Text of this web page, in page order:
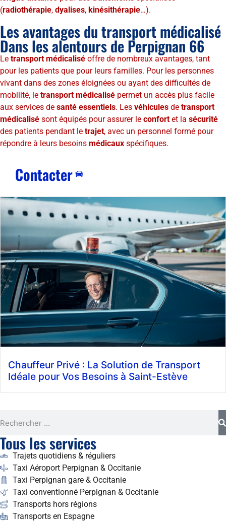
(radiothérapie, dyalises, kinésithérapie…).
Les avantages du transport médicalisé
Dans les alentours de Perpignan 66
Le transport médicalisé offre de nombreux avantages, tant
pour les patients que pour leurs familles. Pour les personnes
vivant dans des zones éloignées ou ayant des difficultés de
mobilité, le transport médicalisé permet un accès plus facile
aux services de santé essentiels. Les véhicules de transport
médicalisé sont équipés pour assurer le confort et la sécurité
des patients pendant le trajet, avec un personnel formé pour
répondre à leurs besoins médicaux spécifiques.
Contacter
Chauffeur Privé : La Solution de Transport
Idéale pour Vos Besoins à Saint-Estève
Tous les services
Trajets quotidiens & réguliers
Taxi Aéroport Perpignan & Occitanie
Taxi Perpignan gare & Occitanie
Taxi conventionné Perpignan & Occitanie
Transports hors régions
Transports en Espagne